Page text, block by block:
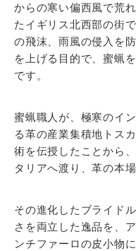
からの寒い偏西風で荒
たイギリス北西部の街
の飛沫、雨風の侵入を
を上げる目的で、蜜蝋
です。
蜜蝋職人が、極寒のイ
る革の産業集積地トス
術を伝授したことから
タリアへ渡り、革の本
その進化したブライド
さを両立した逸品を、
ンチファーロの皮小物